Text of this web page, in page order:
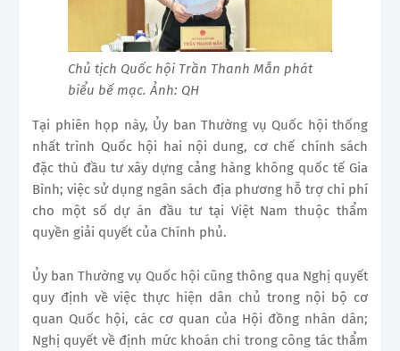
Chủ tịch Quốc hội Trần Thanh Mẫn phát
biểu bế mạc. Ảnh: QH
Tại phiên họp này, Ủy ban Thường vụ Quốc hội thống
nhất trình Quốc hội hai nội dung, cơ chế chính sách
đặc thù đầu tư xây dựng cảng hàng không quốc tế Gia
Bình; việc sử dụng ngân sách địa phương hỗ trợ chi phí
cho một số dự án đầu tư tại Việt Nam thuộc thẩm
quyền giải quyết của Chính phủ.
Ủy ban Thường vụ Quốc hội cũng thông qua Nghị quyết
quy định về việc thực hiện dân chủ trong nội bộ cơ
quan Quốc hội, các cơ quan của Hội đồng nhân dân;
Nghị quyết về định mức khoán chi trong công tác thẩm